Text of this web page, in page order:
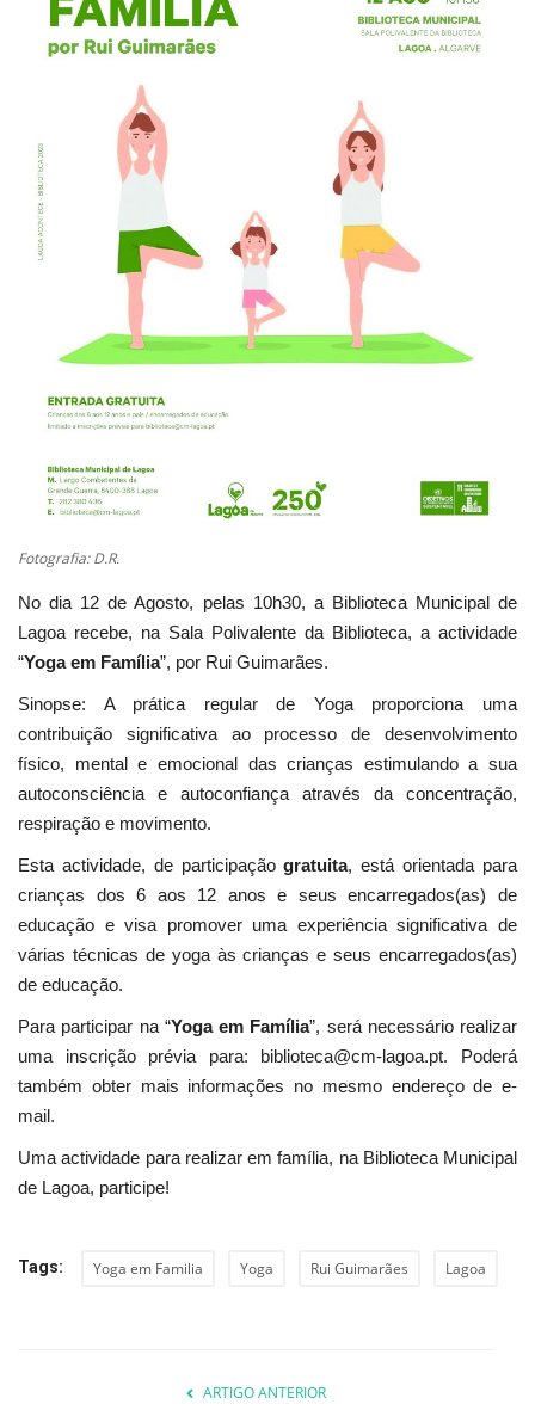
Estatuto Editorial
Ficha técnica
Cultura
Ambiente
Fotografia: D.R.
No dia 12 de Agosto, pelas 10h30, a Biblioteca Municipal de
Lagoa recebe, na Sala Polivalente da Biblioteca, a actividade
“Yoga em Família”, por Rui Guimarães.
Sinopse: A prática regular de Yoga proporciona uma
contribuição significativa ao processo de desenvolvimento
físico, mental e emocional das crianças estimulando a sua
autoconsciência e autoconfiança através da concentração,
respiração e movimento.
Esta actividade, de participaçãogratuita, está orientada para
crianças dos 6 aos 12 anos e seus encarregados(as) de
educação e visa promover uma experiência significativa de
várias técnicas de yoga às crianças e seus encarregados(as)
de educação.
Para participar na “Yoga em Família”, será necessário realizar
uma inscrição prévia para: biblioteca@cm-lagoa.pt. Poderá
também obter mais informações no mesmo endereço de e-
mail.
Uma actividade para realizar em família, na Biblioteca Municipal
de Lagoa, participe!
Tags: Yoga em Familia Yoga Rui Guimarães Lagoa
ARTIGO ANTERIOR